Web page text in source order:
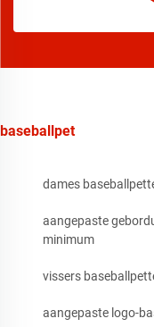
baseballpet
dames
aangepaste
minimum
vissers
aangepaste logo-